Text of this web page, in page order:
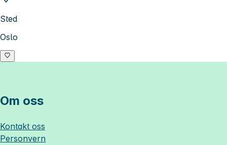
Sted
Oslo
Om oss
Kontakt oss
Personvern